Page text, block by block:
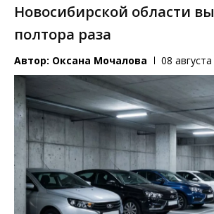
Новосибирской области
полтора раза
Автор: Оксана Мочалова 08